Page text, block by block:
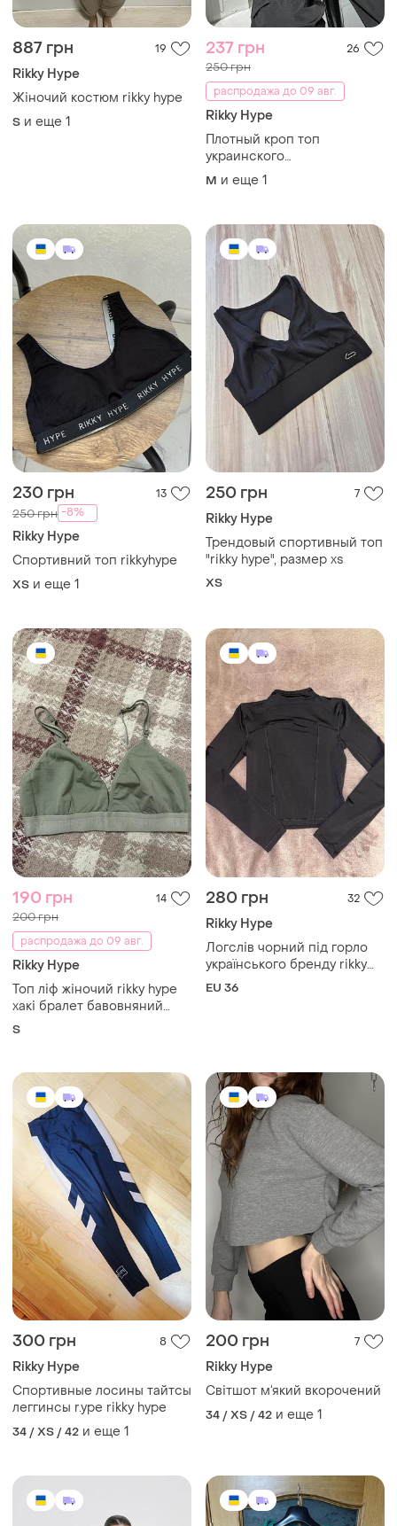
887 грн 19
Rikky Hype
Жіночий костюм rikky hype
S и еще 1
237 грн 26
250 грн
распродажа до 09 авг.
Rikky Hype
Плотный кроп топ
украинского
производителя rikky hype,
размер l (40), можно на м
M и еще 1
230 грн 13
250 грн -8%
Rikky Hype
Спортивний топ rikkyhype
ХS и еще 1
250 грн 7
Rikky Hype
Трендовый спортивный топ
"rikky hype", размер xs
ХS
190 грн 14
200 грн
распродажа до 09 авг.
Rikky Hype
Топ ліф жіночий rikky hype
хакі бралет бавовняний
базовий s
S
280 грн 32
Rikky Hype
Логслів чорний під горло
українського бренду rikky
hype
EU 36
300 грн 8
Rikky Hype
Спортивные лосины тайтсы
леггинсы r.ype rikky hype
34 / XS / 42 и еще 1
200 грн 7
Rikky Hype
Світшот м‘який вкорочений
34 / XS / 42 и еще 1